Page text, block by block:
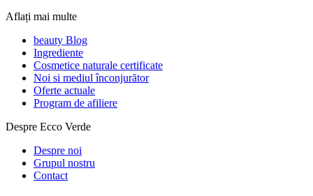
Aflați mai multe
beauty Blog
Ingrediente
Cosmetice naturale certificate
Noi si mediul înconjurător
Oferte actuale
Program de afiliere
Despre Ecco Verde
Despre noi
Grupul nostru
Contact